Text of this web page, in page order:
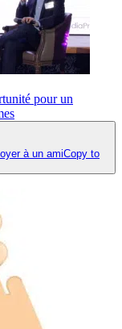
pour un
à un amiCopy to